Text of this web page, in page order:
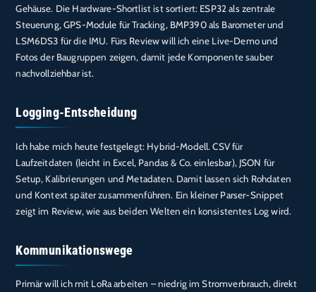
Gehäuse. Die Hardware-Shortlist ist sortiert: ESP32 als zentrale
Steuerung, GPS-Module für Tracking, BMP390 als Barometer und
LSM6DS3 für die IMU. Fürs Review will ich eine Live-Demo und
Fotos der Baugruppen zeigen, damit jede Komponente sauber
nachvollziehbar ist.
Logging-Entscheidung
Ich habe mich heute festgelegt: Hybrid-Modell. CSV für
Laufzeitdaten (leicht in Excel, Pandas & Co. einlesbar), JSON für
Setup, Kalibrierungen und Metadaten. Damit lassen sich Rohdaten
und Kontext später zusammenführen. Ein kleiner Parser-Snippet
zeigt im Review, wie aus beiden Welten ein konsistentes Log wird.
Kommunikationswege
Primär will ich mit LoRa arbeiten – niedrig im Stromverbrauch, direkt